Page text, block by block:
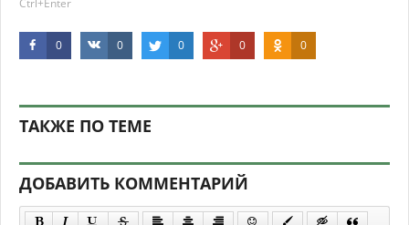
Ctrl+Enter
0 0 0 0 0
ТАКЖЕ ПО ТЕМЕ
ДОБАВИТЬ КОММЕНТАРИЙ